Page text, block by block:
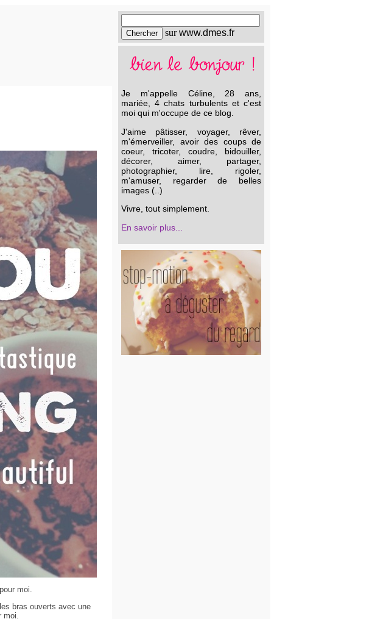
surwww.dmes.fr
Je m'appelle Céline, 28 ans,
mariée, 4 chats turbulents et c'est
moi qui m'occupe de ce blog.
J'aime pâtisser, voyager, rêver,
m'émerveiller, avoir des coups de
coeur, tricoter, coudre, bidouiller,
décorer, aimer, partager,
photographier, lire, rigoler,
m'amuser, regarder de belles
images (..)
Vivre, tout simplement.
En savoir plus...
moi.
bras ouverts avec une
moi.